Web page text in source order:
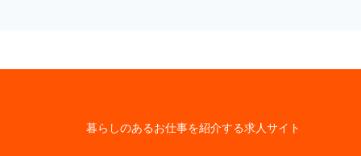
暮らしのあるお仕事を紹介する求人サイト